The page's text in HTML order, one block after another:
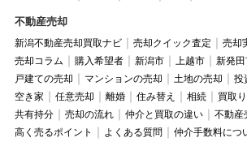
不動産売却
新潟不動産売却買取ナビ 売却クイック査定 売却
売却コラム
購入希望者 新潟市 上越市
新発
戸建ての売却
マンションの売却 土地の売却
投
空き家
任意売却 離婚 住み替え 相続 買取り
共有持分
売却の流れ 仲介と買取の違い
不動産
高く売るポイント
よくある質問
仲介手数料につ